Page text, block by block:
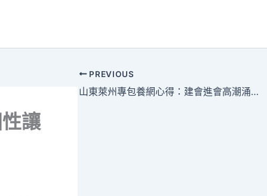
讓
PREVIOUS
山東萊州專包養網心得：建會進會高潮涌 鎮街工會出實招